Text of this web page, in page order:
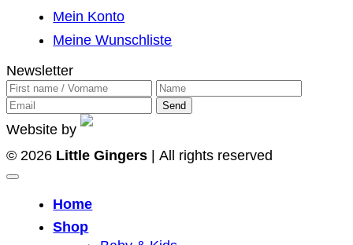
Mein Konto
Meine Wunschliste
Newsletter
Website by
© 2026 Little Gingers | All rights reserved
Home
Shop